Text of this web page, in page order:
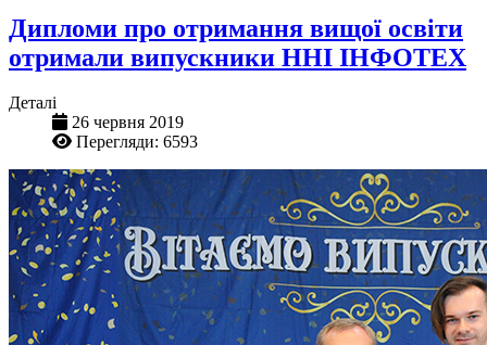
Дипломи про отримання вищої освіти
отримали випускники ННІ ІНФОТЕХ
Деталі
26 червня 2019
Перегляди: 6593